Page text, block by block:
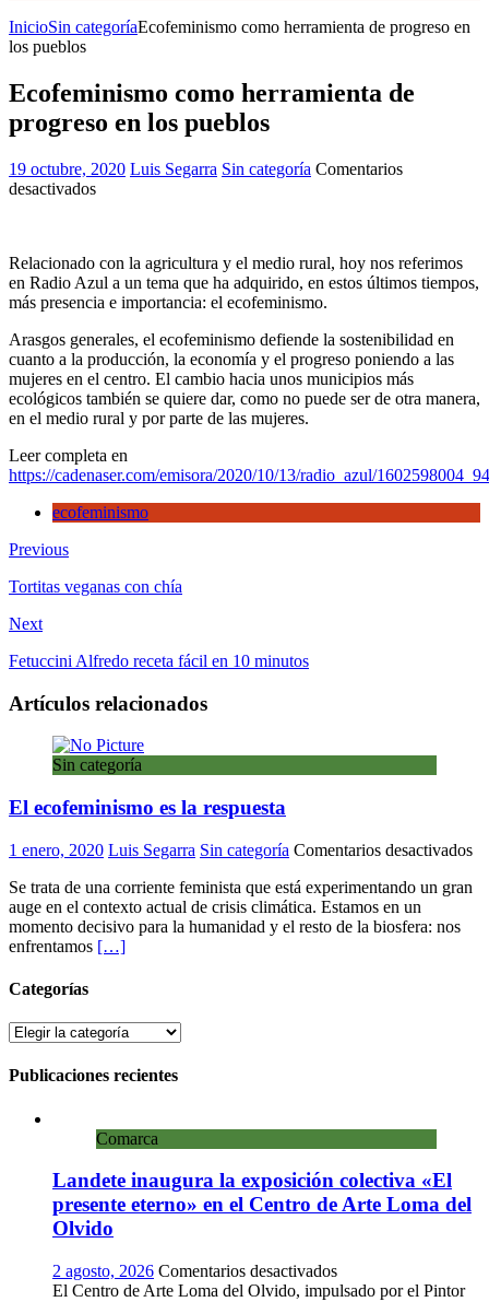
InicioSin categoríaEcofeminismo como herramienta de progreso en
los pueblos
Ecofeminismo como herramienta de
progreso en los pueblos
19 octubre, 2020 Luis Segarra Sin categoría Comentarios
desactivadosen
de
progreso
en
pueblos
Relacionado con la agricultura y el medio rural, hoy nos referimos
en Radio Azul a un tema que ha adquirido, en estos últimos tiempos,
más presencia e importancia: el ecofeminismo.
Arasgos generales, el ecofeminismo defiende la sostenibilidad en
cuanto a la producción, la economía y el progreso poniendo a las
mujeres en el centro. El cambio hacia unos municipios más
ecológicos también se quiere dar, como no puede ser de otra manera,
en el medio rural y por parte de las mujeres.
Leer completa en
https://cadenaser.com/emisora/2020/10/13/radio_azul/
ecofeminismo
Previous
Tortitas veganas con chía
Next
Fetuccini Alfredo receta fácil en 10 minutos
Artículos relacionados
Sin categoría
El ecofeminismo es la respuesta
1 enero, 2020 Luis Segarra Sin categoría Comentarios desactivadosen
Se trata de una corriente feminista que está experimentando un gran
auge en el contexto actual de crisis climática. Estamos en un
momento decisivo para la humanidad y el resto de la biosfera: nos
enfrentamos […]
Categorías
Categorías
Publicaciones recientes
Comarca
Landete inaugura la exposición colectiva «El
presente eterno» en el Centro de Arte Loma del
Olvido
2 agosto, 2026 Comentarios desactivadosen
Landete
El Centro de Arte Loma del Olvido, impulsado por el Pintor